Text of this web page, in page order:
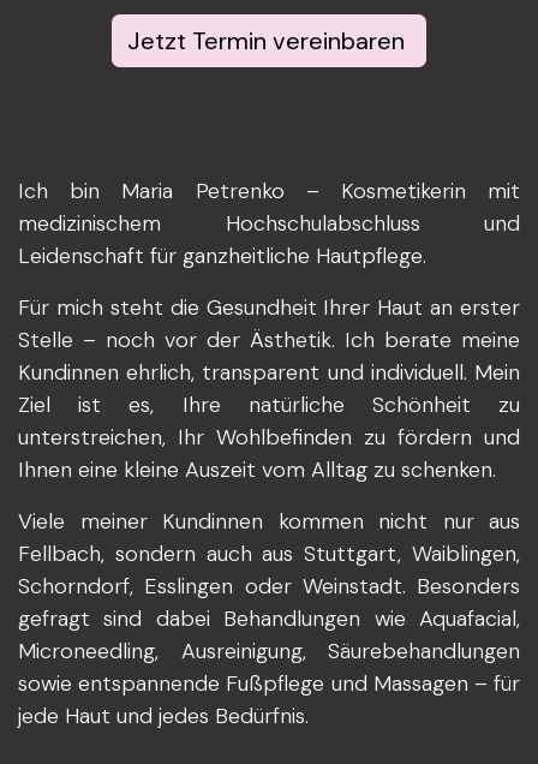
Jetzt Termin vereinbaren
Ich bin Maria Petrenko – Kosmetikerin mit
medizinischem Hochschulabschluss und
Leidenschaft für ganzheitliche Hautpflege.
Für mich steht die Gesundheit Ihrer Haut an erster
Stelle – noch vor der Ästhetik. Ich berate meine
Kundinnen ehrlich, transparent und individuell. Mein
Ziel ist es, Ihre natürliche Schönheit zu
unterstreichen, Ihr Wohlbefinden zu fördern und
Ihnen eine kleine Auszeit vom Alltag zu schenken.
Viele meiner Kundinnen kommen nicht nur aus
Fellbach, sondern auch aus Stuttgart, Waiblingen,
Schorndorf, Esslingen oder Weinstadt. Besonders
gefragt sind dabei Behandlungen wie Aquafacial,
Microneedling, Ausreinigung, Säurebehandlungen
sowie entspannende Fußpflege und Massagen – für
jede Haut und jedes Bedürfnis.